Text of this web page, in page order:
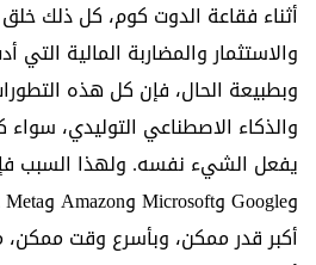
أثناء فقاعة الدوت كوم، كل ذلك
والاستثمار والمضاربة المالية التي
وبطبيعة الحال، فإن كل هذه
والذكاء الاصطناعي التوليدي،
أكبر قدر ممكن، وبأسرع وقت